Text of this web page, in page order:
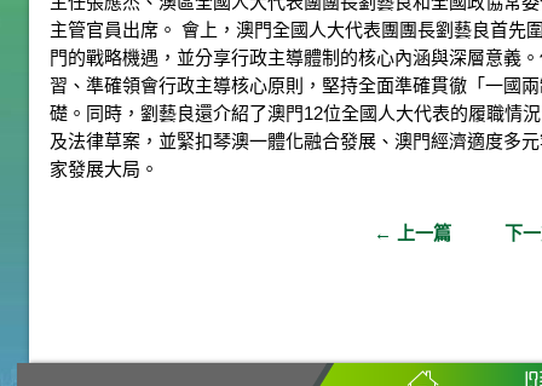
主管官員出席。 會上，澳門全國人大代表團團長劉藝良首先
門的戰略機遇，並分享行政主導體制的核心內涵與深層意義
習、準確領會行政主導核心原則，堅持全面準確貫徹「一國
礎。同時，劉藝良還介紹了澳門12位全國人大代表的履職情
及法律草案，並緊扣琴澳一體化融合發展、澳門經濟適度多
家發展大局。
← 上一篇 下